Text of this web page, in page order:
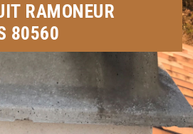
RAMONEUR
80560